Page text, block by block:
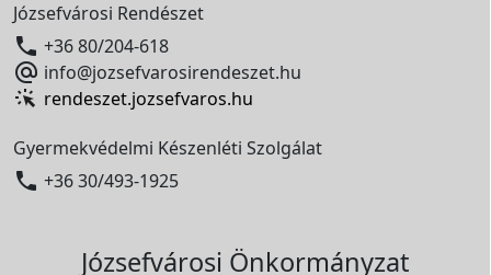
Józsefvárosi Rendészet
 +36 80/204-618
 info@jozsefvarosirendeszet.hu
rendeszet.jozsefvaros.hu
Gyermekvédelmi Készenléti Szolgálat
 +36 30/493-1925
Józsefvárosi Önkormányzat